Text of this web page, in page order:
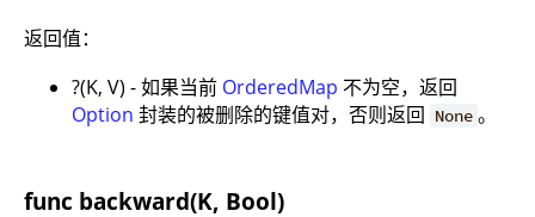
返回值：
?(K, V) - 如果当前 OrderedMap 不为空，返回
Option 封装的被删除的键值对，否则返回 None 。
func backward(K, Bool)